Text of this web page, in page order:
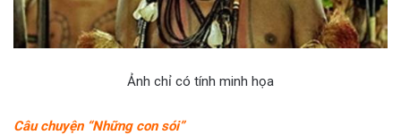
Ảnh chỉ có tính minh họa
Câu chuyện “Những con sói”